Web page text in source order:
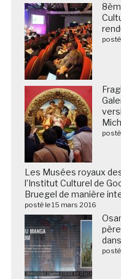
Les Musées royaux
l’Institut Culturel de
Bruegel de manière
posté le 15 mars 2016